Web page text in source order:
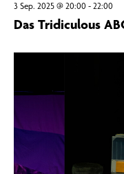
3 Sep. 2025 @ 20:00 - 22:00
Das Tridiculous